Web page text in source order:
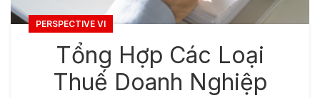
PERSPECTIVE VI
Tổng Hợp Các Loại
Thuế Doanh Nghiệp